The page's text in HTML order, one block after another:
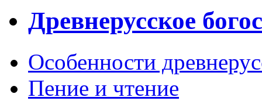
Древнерусское
Особенности
Пение и чтение